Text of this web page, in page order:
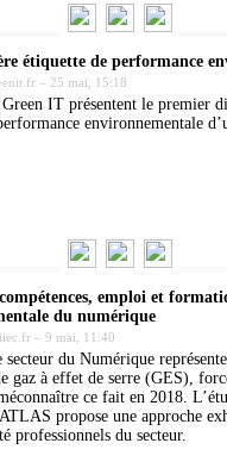
étiquette de performance
– 25 mai, 15:18
IT présentent le premier
environnementale
emploi et
du numérique
– 9 mai, 11:40
du Numérique
gaz à effet de serre (GES),
ce fait en 2018.
propose une approche
professionnels du secteur.